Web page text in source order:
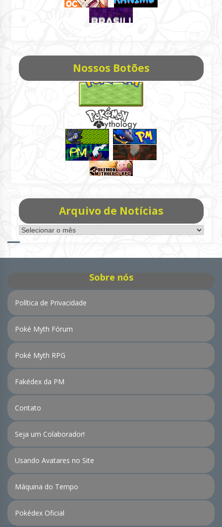
Nossos Botões
Arquivo de Notícias
Arquivo
de
Sobre nós
Política de Privacidade
Poké Myth Fórum
Poké Myth RPG
Fakédex da PM
Contato
Seja um Colaborador!
Usando Avatares no Site
Máquina do Tempo
Pokédex Oficial